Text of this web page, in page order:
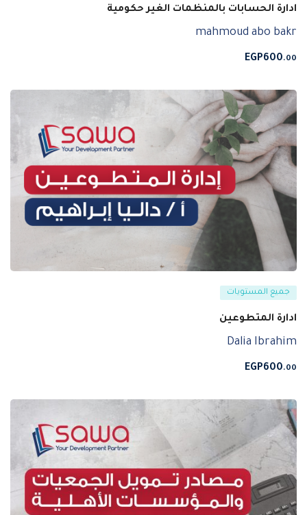
ادارة الحسابات بالمنظمات الغير حكومية
mahmoud abo bakr
EGP600.00
جميع المستويات
ادارة المتطوعين
Dalia Ibrahim
EGP600.00